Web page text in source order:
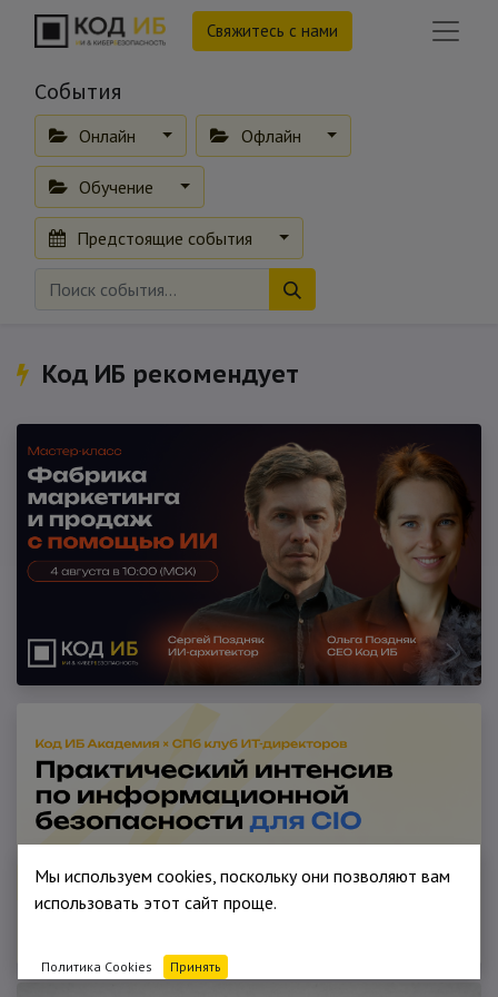
Свяжитесь с нами
События
Онлайн Офлайн
Обучение
Предстоящие события
Код ИБ рекомендует
Мы используем cookies, поскольку они позволяют вам
использовать этот сайт проще.
Политика Cookies Принять